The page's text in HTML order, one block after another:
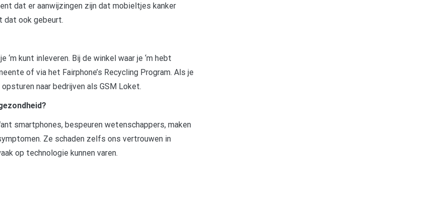
dat er aanwijzingen zijn dat mobieltjes kanker
dat ook gebeurt.
kunt inleveren. Bij de winkel waar je ‘m hebt
of via het Fairphone’s Recycling Program. Als je
naar bedrijven als GSM Loket.
smartphones, bespeuren wetenschappers, maken
Ze schaden zelfs ons vertrouwen in
op technologie kunnen varen.